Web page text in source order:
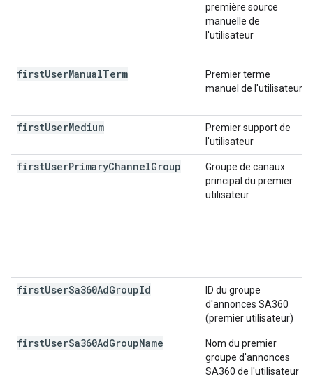
première source
manuelle de
l'utilisateur
firstUserManualTerm
Premier terme
manuel de l'utilisateur
firstUserMedium
Premier support de
l'utilisateur
firstUserPrimaryChannelGroup
Groupe de canaux
principal du premier
utilisateur
firstUserSa360AdGroupId
ID du groupe
d'annonces SA360
(premier utilisateur)
firstUserSa360AdGroupName
Nom du premier
groupe d'annonces
SA360 de l'utilisateur